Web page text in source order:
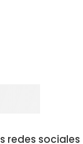
redes sociales